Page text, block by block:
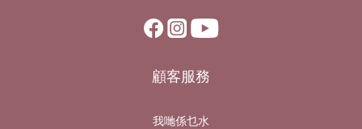
顧客服務
我哋係乜水